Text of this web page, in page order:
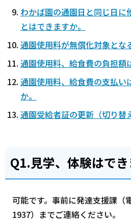
わかば園の通園日と同じ日に
とはできますか。
通園使用料が無償化対象とな
通園使用料、給食費の負担額
通園使用料、給食費の支払い
か。
通園受給者証の更新（切り替
Q1.見学、体験はでき
可能です。事前に発達支援課（
1937）までご連絡ください。